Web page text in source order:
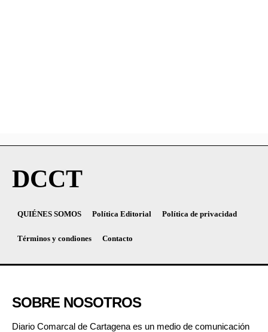
DCCT
QUIÉNES SOMOS Política Editorial Política de privacidad
Términos y condiones Contacto
SOBRE NOSOTROS
Diario Comarcal de Cartagena es un medio de comunicación